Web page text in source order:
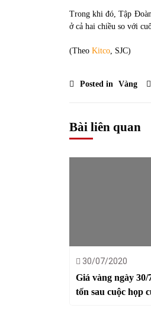
Trong khi đó, Tập
ở cả hai chiều so với
(Theo Kitco , SJC)
Posted in Vàng
Bài liên quan
30/07/2020
Giá vàng ngày
tốn sau cuộc họp